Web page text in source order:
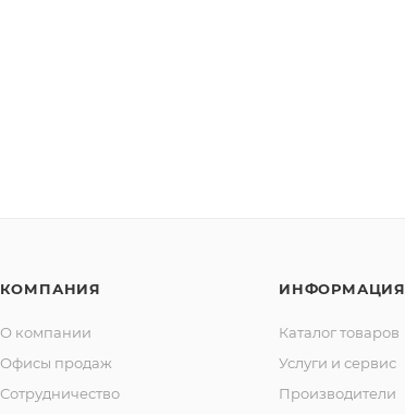
КОМПАНИЯ
О компании
Офисы продаж
Сотрудничество
ИНФОРМАЦИЯ
Каталог товаров
Услуги и сервис
Производители